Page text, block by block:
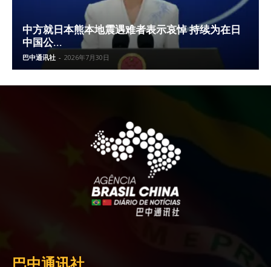
中方就日本熊本地震遇难者表示哀悼 持续为在日
中国公...
巴中通讯社 - 2026年7月30日